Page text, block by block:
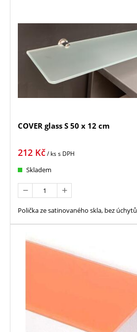
COVER glass S 50 x 12 cm
212 Kč/ kss DPH
Skladem
Polička ze satinovaného skla, bez úchytů